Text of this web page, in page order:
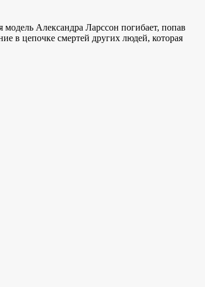
Александра Ларссон погибает, попав
в цепочке смертей других людей, которая